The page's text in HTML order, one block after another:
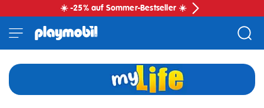
☀️ -25% auf Sommer-Bestseller ☀️